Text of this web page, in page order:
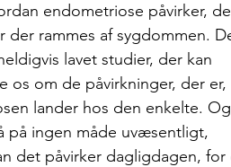
endometriose påvirker, de
der rammes af sygdommen.
lavet studier, der kan
os om de påvirkninger, der er,
lander hos den enkelte.
på ingen måde uvæsentligt,
det påvirker dagligdagen, for